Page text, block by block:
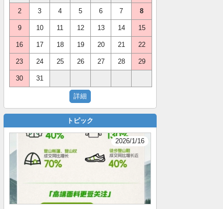
2 3 4 5 6 7 8
9 10 11 12 13 14 15
16 17 18 19 20 21 22
23 24 25 26 27 28 29
30 31
トピック
2026/1/16